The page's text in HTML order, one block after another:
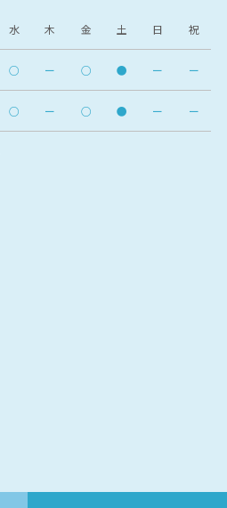
水 木 金 土 日 祝
○ ー ○ ● ー ー
○ ー ○ ● ー ー